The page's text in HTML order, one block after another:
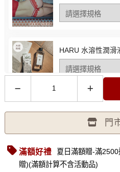
HARU 水溶性潤滑
myBRA-蘋蘋安安
FREE 粉 -選購價
性感加倍 透膚不滑
門
滿額好禮
夏日滿額贈-滿
贈)(滿額計算不含活動品)